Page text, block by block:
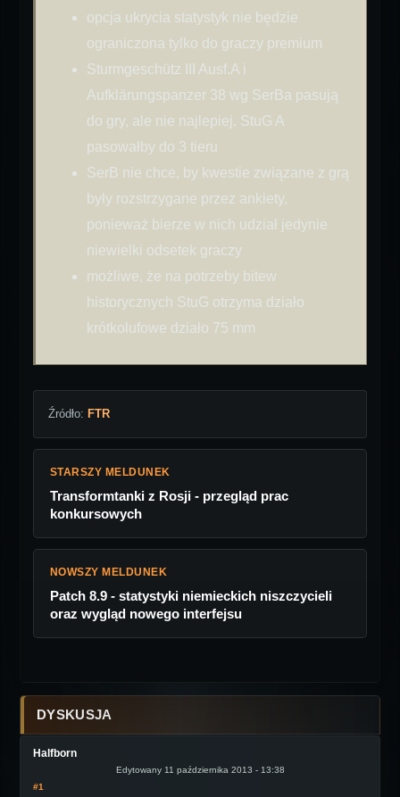
opcja ukrycia statystyk nie będzie
ograniczona tylko do graczy premium
Sturmgeschütz III Ausf.A i
Aufklärungspanzer 38 wg SerBa pasują
do gry, ale nie najlepiej. StuG A
pasowałby do 3 tieru
SerB nie chce, by kwestie związane z grą
były rozstrzygane przez ankiety,
ponieważ bierze w nich udział jedynie
niewielki odsetek graczy
możliwe, że na potrzeby bitew
historycznych StuG otrzyma działo
krótkolufowe działo 75 mm
Źródło: FTR
STARSZY MELDUNEK
Transformtanki z Rosji - przegląd prac
konkursowych
NOWSZY MELDUNEK
Patch 8.9 - statystyki niemieckich niszczycieli
oraz wygląd nowego interfejsu
DYSKUSJA
Halfborn
Edytowany 11 października 2013 - 13:38
#1